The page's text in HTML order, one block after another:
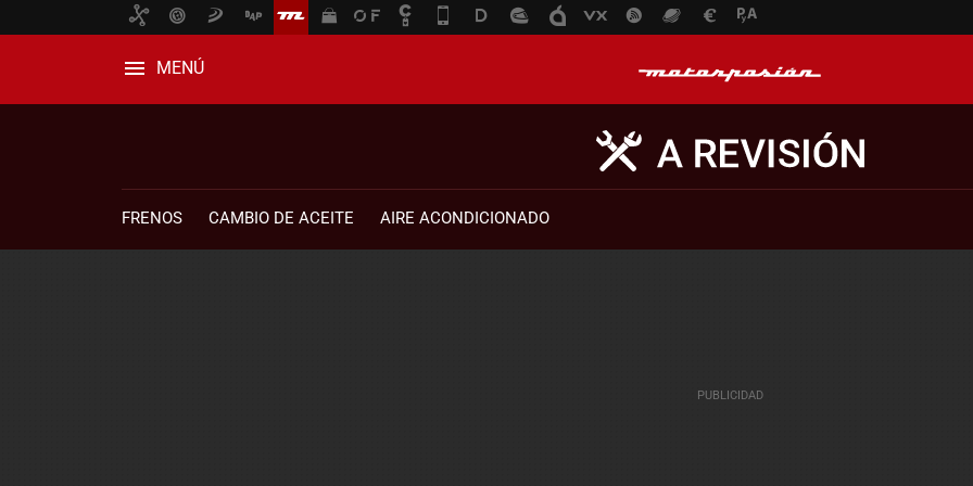
MENÚ
FRENOS CAMBIO DE ACEITE AIRE ACONDICIONADO